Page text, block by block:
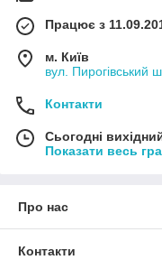
Працює з
м. Київ
вул. Пирогівський
Контакти
Сьогодні
Показати весь
Про нас
Контакти